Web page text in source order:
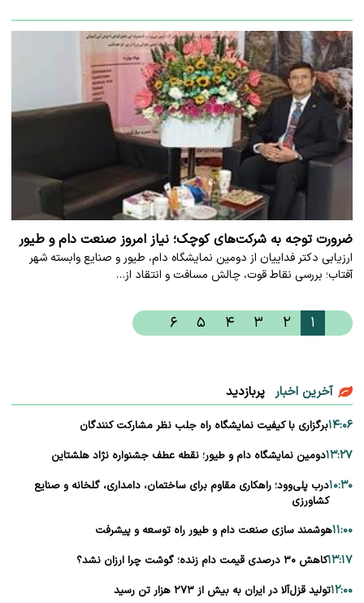
ضرورت توجه به شرکت‌های کوچک؛ نیاز امروز صنعت دام و طیور
ارزیابی دکتر فداییان از دومین نمایشگاه دام، طیور و صنایع وابسته شهر
آفتاب؛ بررسی نقاط قوت، چالش مسافت و انتقاد از…
۱ ۲ ۳ ۴ ۵ ۶
آخرین اخبار پربازدید
۱۴:۰۶برگزاری با کیفیت نمایشگاه راه جلب نظر مشارکت‌ کنندگان
۱۳:۲۷دومین نمایشگاه دام و طیور؛ نقطه عطف جشنواره نژاد هلشتاین
۱۰:۳۰درب پلی‌وود؛ راهکاری مقاوم برای ساختمان، دامداری، گلخانه و صنایع
کشاورزی
۱۱:۰۰هوشمند سازی صنعت دام و طیور راه توسعه و پیشرفت
۱۳:۱۷کاهش ۳۰ درصدی قیمت دام زنده؛ گوشت چرا ارزان نشد؟
۱۲:۰۰تولید قزل‌آلا در ایران به بیش از ۲۷۳ هزار تن رسید